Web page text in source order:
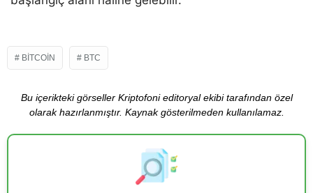
BITCOIN BTC
Bu içerikteki görseller Kriptofoni editoryal ekibi tarafından özel
olarak hazırlanmıştır. Kaynak gösterilmeden kullanılamaz.